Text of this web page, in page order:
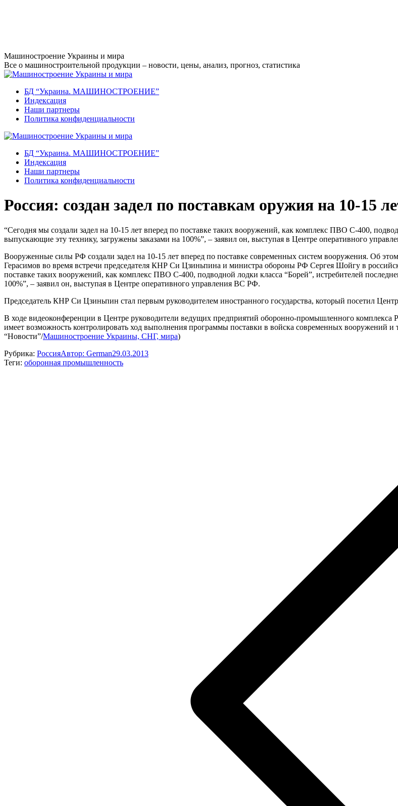
Перейти
к
содержанию
Машиностроение Украины и мира
Все о машиностроительной продукции – новости, цены, анализ, прогноз, статистика
БД “Украина. МАШИНОСТРОЕНИЕ”
Индекcация
Наши партнеры
Политика конфиденциальности
БД “Украина. МАШИНОСТРОЕНИЕ”
Индекcация
Наши партнеры
Политика конфиденциальности
Россия: создан задел по поставкам оружия на 10-15
“Сегодня мы создали задел на 10-15 лет вперед по поставке таких вооружений, как комплекс ПВО С-400,
выпускающие эту технику, загружены заказами на 100%”, – заявил он, выступая в Центре оперативного
Вооруженные силы РФ создали задел на 10-15 лет вперед по поставке современных систем вооружения. Об
Герасимов во время встречи председателя КНР Си Цзиньпина и министра обороны РФ Сергея Шойгу в
поставке таких вооружений, как комплекс ПВО С-400, подводной лодки класса “Борей”, истребителей
100%”, – заявил он, выступая в Центре оперативного управления ВС РФ.
Председатель КНР Си Цзиньпин стал первым руководителем иностранного государства, который посетил
В ходе видеоконференции в Центре руководители ведущих предприятий оборонно-промышленного
имеет возможность контролировать ход выполнения программы поставки в войска современных вооружений
“Новости”/Машиностроение Украины, СНГ, мира)
Рубрика: РоссияАвтор: German29.03.2013
Теги: оборонная промышленность